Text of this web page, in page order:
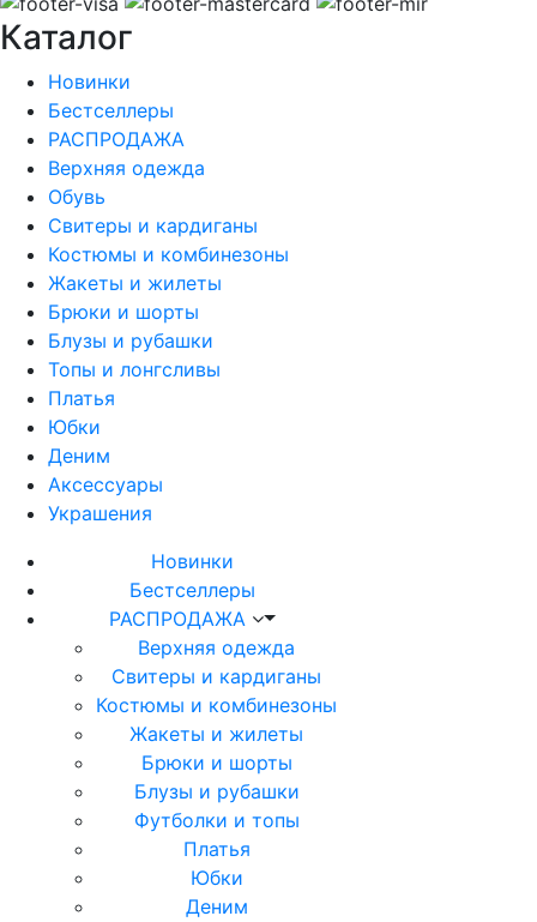
Каталог
Новинки
Бестселлеры
РАСПРОДАЖА
Верхняя одежда
Обувь
Свитеры и кардиганы
Костюмы и комбинезоны
Жакеты и жилеты
Брюки и шорты
Блузы и рубашки
Топы и лонгсливы
Платья
Юбки
Деним
Аксессуары
Украшения
Новинки
Бестселлеры
РАСПРОДАЖА
Верхняя одежда
Свитеры и кардиганы
Костюмы и комбинезоны
Жакеты и жилеты
Брюки и шорты
Блузы и рубашки
Футболки и топы
Платья
Юбки
Деним